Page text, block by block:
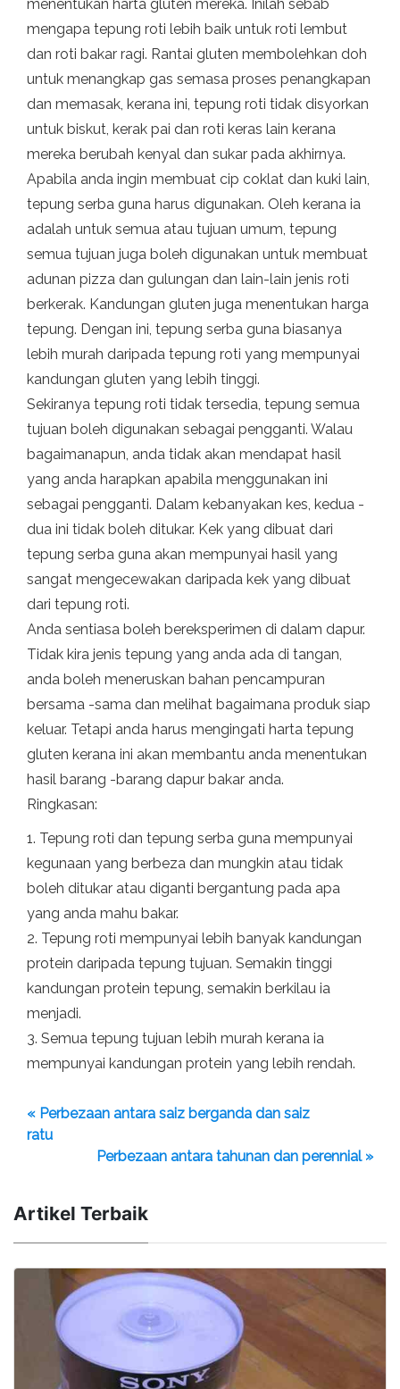
menentukan harta gluten mereka. Inilah sebab
mengapa tepung roti lebih baik untuk roti lembut
dan roti bakar ragi. Rantai gluten membolehkan doh
untuk menangkap gas semasa proses penangkapan
dan memasak, kerana ini, tepung roti tidak disyorkan
untuk biskut, kerak pai dan roti keras lain kerana
mereka berubah kenyal dan sukar pada akhirnya.
Apabila anda ingin membuat cip coklat dan kuki lain,
tepung serba guna harus digunakan. Oleh kerana ia
adalah untuk semua atau tujuan umum, tepung
semua tujuan juga boleh digunakan untuk membuat
adunan pizza dan gulungan dan lain-lain jenis roti
berkerak. Kandungan gluten juga menentukan harga
tepung. Dengan ini, tepung serba guna biasanya
lebih murah daripada tepung roti yang mempunyai
kandungan gluten yang lebih tinggi.
Sekiranya tepung roti tidak tersedia, tepung semua
tujuan boleh digunakan sebagai pengganti. Walau
bagaimanapun, anda tidak akan mendapat hasil
yang anda harapkan apabila menggunakan ini
sebagai pengganti. Dalam kebanyakan kes, kedua -
dua ini tidak boleh ditukar. Kek yang dibuat dari
tepung serba guna akan mempunyai hasil yang
sangat mengecewakan daripada kek yang dibuat
dari tepung roti.
Anda sentiasa boleh bereksperimen di dalam dapur.
Tidak kira jenis tepung yang anda ada di tangan,
anda boleh meneruskan bahan pencampuran
bersama -sama dan melihat bagaimana produk siap
keluar. Tetapi anda harus mengingati harta tepung
gluten kerana ini akan membantu anda menentukan
hasil barang -barang dapur bakar anda.
Ringkasan:
1. Tepung roti dan tepung serba guna mempunyai
kegunaan yang berbeza dan mungkin atau tidak
boleh ditukar atau diganti bergantung pada apa
yang anda mahu bakar.
2. Tepung roti mempunyai lebih banyak kandungan
protein daripada tepung tujuan. Semakin tinggi
kandungan protein tepung, semakin berkilau ia
menjadi.
3. Semua tepung tujuan lebih murah kerana ia
mempunyai kandungan protein yang lebih rendah.
« Perbezaan antara saiz berganda dan saiz
ratu
Perbezaan antara tahunan dan perennial »
Artikel Terbaik